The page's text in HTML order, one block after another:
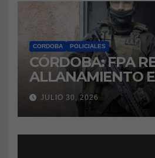
CORDOBA POLICIALES
CÓRDOBA: FPA
ALLANAMIENTO
VILLA BOEDO
RELACIONADO
CAUSA DE
CÁRCEL DE
JULIO 30, 2026